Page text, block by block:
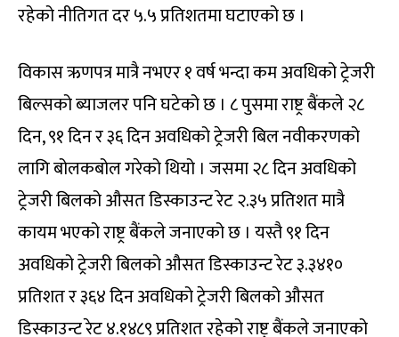
रहेको नीतिगत दर ५.५ प्रतिशतमा घटाएको छ ।
विकास ऋणपत्र मात्रै नभएर १ वर्ष भन्दा कम अवधिको ट्रेजरी
बिल्सको ब्याजलर पनि घटेको छ । ८ पुसमा राष्ट्र बैंकले २८
दिन, ९१ दिन र ३६ दिन अवधिको ट्रेजरी बिल नवीकरणको
लागि बोलकबोल गरेको थियो । जसमा २८ दिन अवधिको
ट्रेजरी बिलको औसत डिस्काउन्ट रेट २.३५ प्रतिशत मात्रै
कायम भएको राष्ट्र बैंकले जनाएको छ । यस्तै ९१ दिन
अवधिको ट्रेजरी बिलको औसत डिस्काउन्ट रेट ३.३४१०
प्रतिशत र ३६४ दिन अवधिको ट्रेजरी बिलको औसत
डिस्काउन्ट रेट ४.१४८९ प्रतिशत रहेको राष्ट्र बैंकले जनाएको